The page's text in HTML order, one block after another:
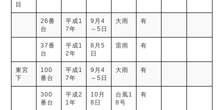
目
26番
台
平成1
7年
9月4
～5日
大雨 有
37番
台
平成1
2年
8月5
日
雷雨 有
東宮
下
100
番台
平成1
7年
9月4
～5日
大雨 有
300
番台
平成2
1年
10月
8日
台風1
8号
有